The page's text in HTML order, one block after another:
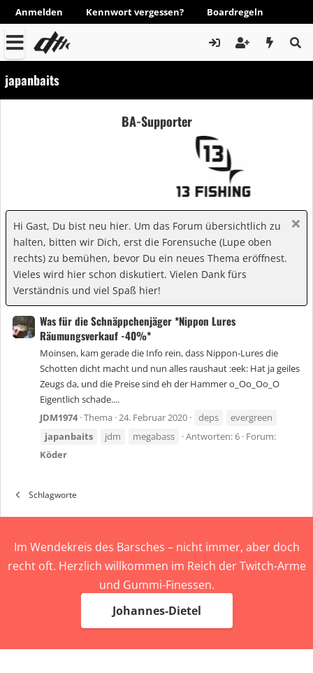
Anmelden Kennwort vergessen? Boardregeln
japanbaits
BA-Supporter
Hi Gast, Du bist neu hier. Um das Forum übersichtlich zu
halten, bitten wir Dich, erst die Forensuche (Lupe oben
rechts) zu bemühen, bevor Du ein neues Thema eröffnest.
Vieles wird hier schon diskutiert. Vielen Dank fürs
Verständnis und viel Spaß hier!
Was für die Schnäppchenjäger *Nippon Lures
Räumungsverkauf -40%*
Moinsen, kam gerade die Info rein, dass Nippon-Lures die
Schotten dicht macht und nun alles raushaut :eek: Hat ja geiles
Zeugs da, und die Preise sind eh der Hammer o_Oo_Oo_O
Eigentlich schade....
JDM1974 Thema 24. Februar 2020 deps
evergreen
japanbaits
jdm megabass Antworten: 6 Forum:
Köder
Schlagworte
Im Wendekreis des Barsches – nicht immer, aber doch
recht oft. Herzlich willkommen im Reich der Twitch-Arme
und Gummi-Finessen.
Johannes-Dietel